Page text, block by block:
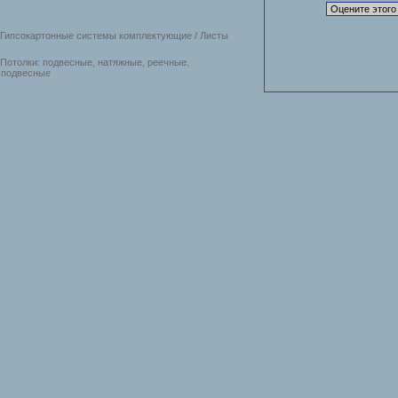
системы комплектующие / Листы
подвесные, натяжные, реечные.